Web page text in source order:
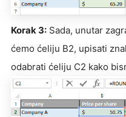
Korak 3: Sada, unutar
ćemo ćeliju B2, upisati
odabrati ćeliju C2 kako